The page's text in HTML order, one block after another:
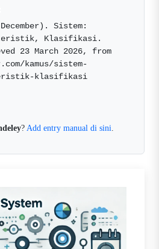
Sistem:
Klasifikasi.
23 March 2026, from
kamus/sistem-
klasifikasi
? Add entry manual di sini.